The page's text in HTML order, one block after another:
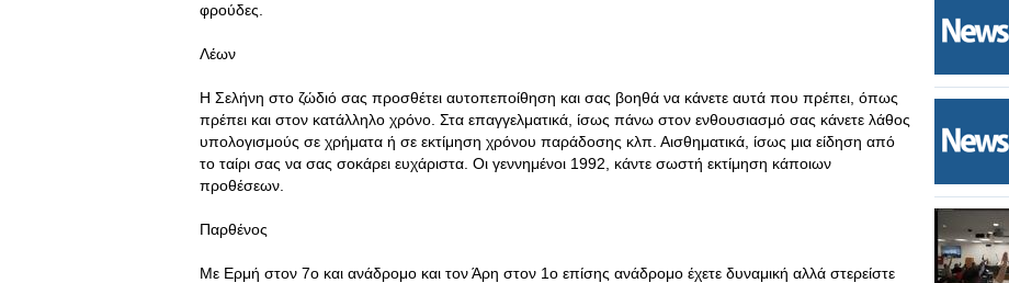
φρούδες.
Λέων
Η Σελήνη στο ζώδιό σας προσθέτει αυτοπεποίθηση και σας βοηθά να κάνετε αυτά που πρέπει, όπως
πρέπει και στον κατάλληλο χρόνο. Στα επαγγελματικά, ίσως πάνω στον ενθουσιασμό σας κάνετε λάθος
υπολογισμούς σε χρήματα ή σε εκτίμηση χρόνου παράδοσης κλπ. Αισθηματικά, ίσως μια είδηση από
το ταίρι σας να σας σοκάρει ευχάριστα. Οι γεννημένοι 1992, κάντε σωστή εκτίμηση κάποιων
προθέσεων.
Παρθένος
Με Ερμή στον 7ο και ανάδρομο και τον Άρη στον 1ο επίσης ανάδρομο έχετε δυναμική αλλά στερείστε